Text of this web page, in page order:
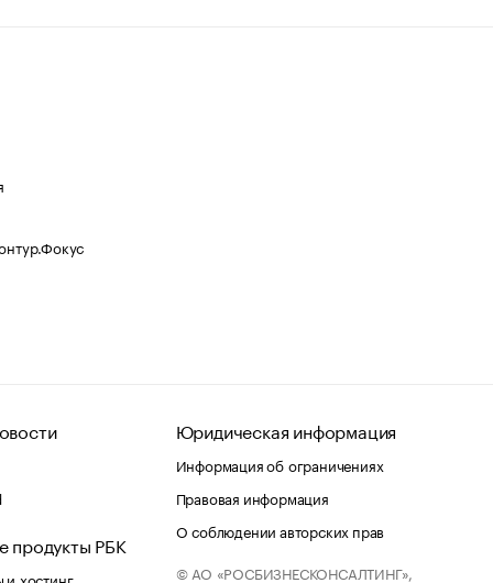
продукты РБК
хостинг
Юридическая информация
Информация об ограничениях
Правовая информация
О соблюдении авторских прав
© АО «РОСБИЗНЕСКОНСАЛТИНГ»,